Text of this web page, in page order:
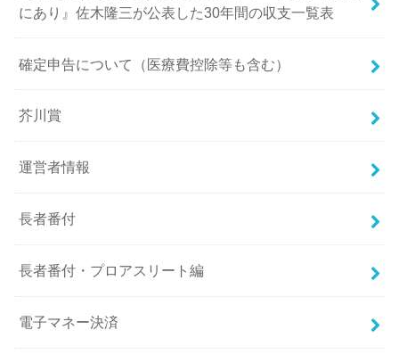
にあり』佐木隆三が公表した30年間の収支一覧表
確定申告について（医療費控除等も含む）
芥川賞
運営者情報
長者番付
長者番付・プロアスリート編
電子マネー決済